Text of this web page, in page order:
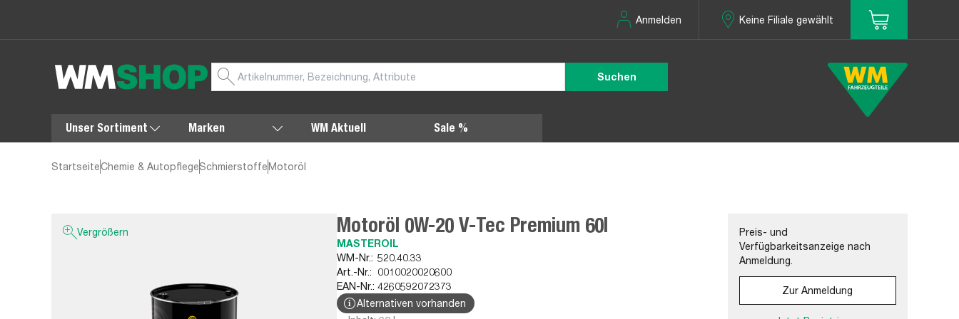
Anmelden Keine Filiale gewählt
Suchen
Unser Sortiment Marken WM Aktuell Sale %
StartseiteChemie & AutopflegeSchmierstoffeMotoröl
Vergrößern Motoröl 0W-20 V-Tec Premium 60l
MASTEROIL
WM-Nr.: 520.40.33
Art.-Nr.: 0010020020600
EAN-Nr.: 4260592072373
Alternativen vorhanden
Preis- und
Verfügbarkeitsanzeige nach
Anmeldung.
Zur Anmeldung